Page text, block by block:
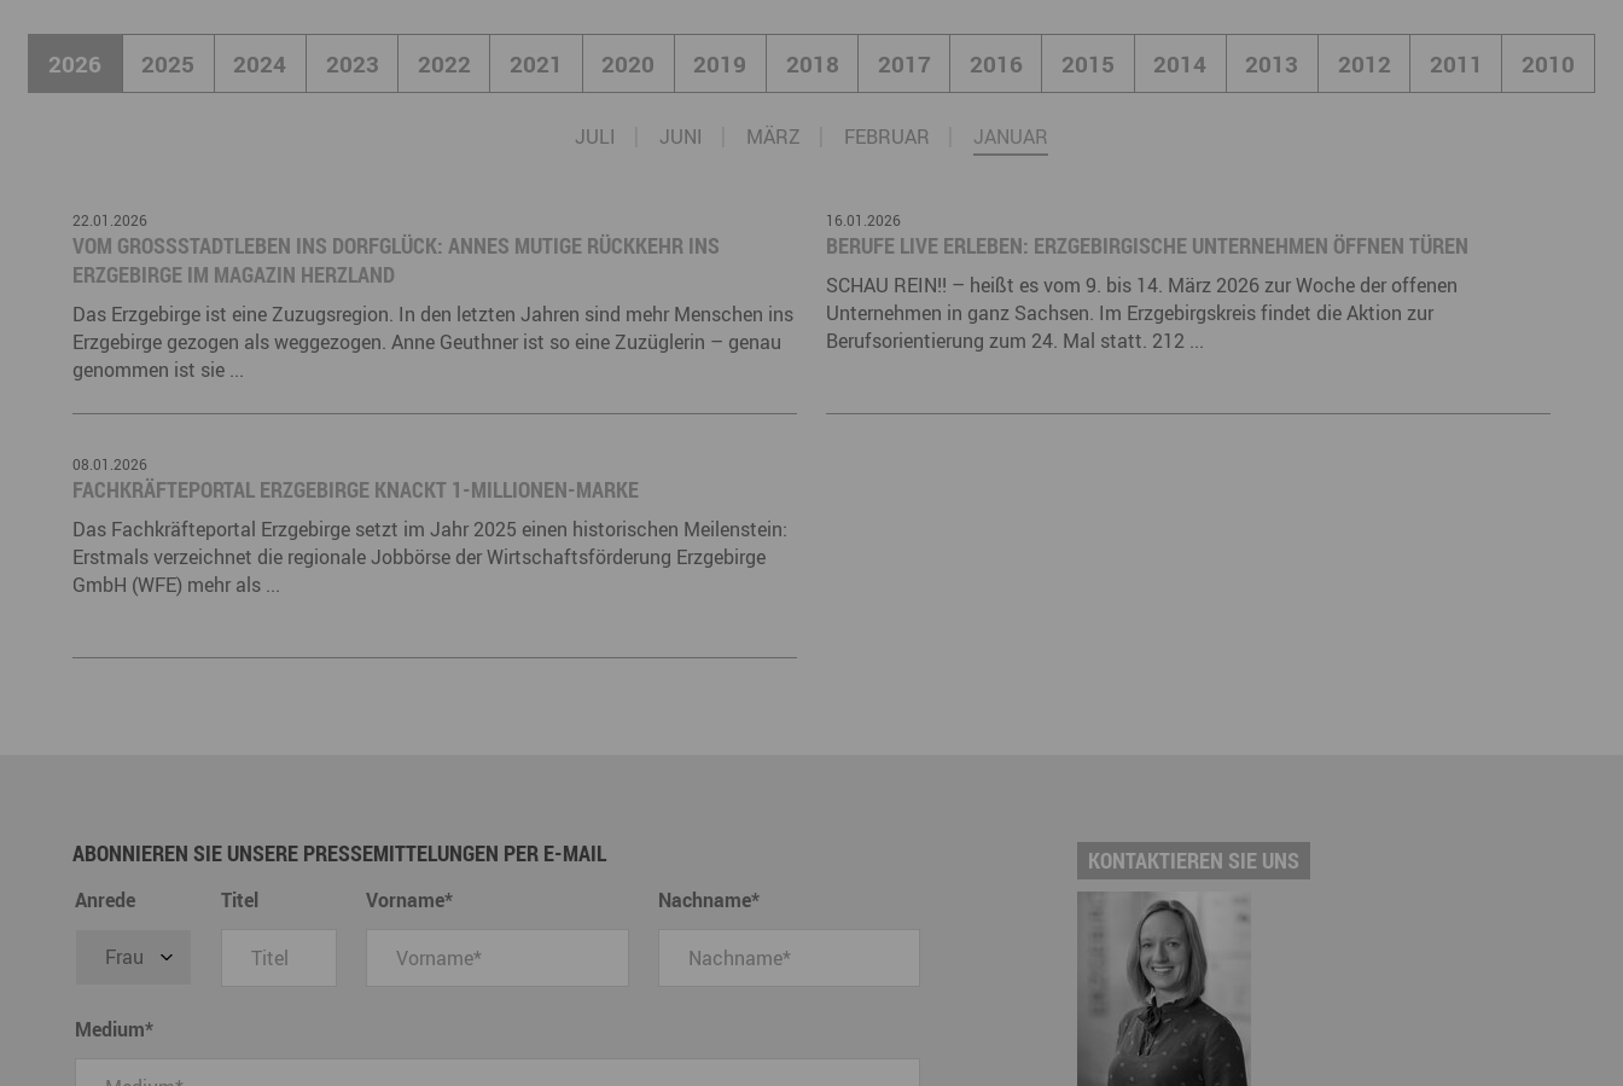
Ausstellungsflächen mieten
Strategie Erzgebirge - Gedacht. Gemacht.
Loipennetz
Gewerberäume mieten
Veranstaltungsmanagement
Loipennetz
2026 2025 2024 2023 2022 2021 2020 2019 2018 2017 2016 2015 2014 2013 2012 2011 2010
JULI JUNI MÄRZ FEBRUAR JANUAR
22.01.2026
VOM GROSSSTADTLEBEN INS DORFGLÜCK: ANNES MUTIGE RÜCKKEHR INS E
RZGEBIRGE IM MAGAZIN HERZLAND
Das Erzgebirge ist eine Zuzugsregion. In den letzten Jahren sind mehr Menschen ins
Erzgebirge gezogen als weggezogen. Anne Geuthner ist so eine Zuzüglerin – genau
genommen ist sie ...
16.01.2026
BERUFE LIVE ERLEBEN: ERZGEBIRGISCHE UNTERNEHMEN ÖFFNEN TÜREN
SCHAU REIN!! – heißt es vom 9. bis 14. März 2026 zur Woche der offenen
Unternehmen in ganz Sachsen. Im Erzgebirgskreis findet die Aktion zur
Berufsorientierung zum 24. Mal statt. 212 ...
08.01.2026
FACHKRÄFTEPORTAL ERZGEBIRGE KNACKT 1-MILLIONEN-MARKE
Das Fachkräfteportal Erzgebirge setzt im Jahr 2025 einen historischen Meilenstein:
Erstmals verzeichnet die regionale Jobbörse der Wirtschaftsförderung Erzgebirge
GmbH (WFE) mehr als ...
ABONNIEREN SIE UNSERE PRESSEMITTELUNGEN PER E-MAIL
Anrede Titel Vorname* Nachname*
Medium*
KONTAKTIEREN SIE UNS